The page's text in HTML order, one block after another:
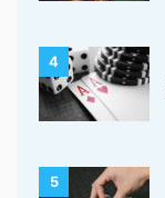
4
5